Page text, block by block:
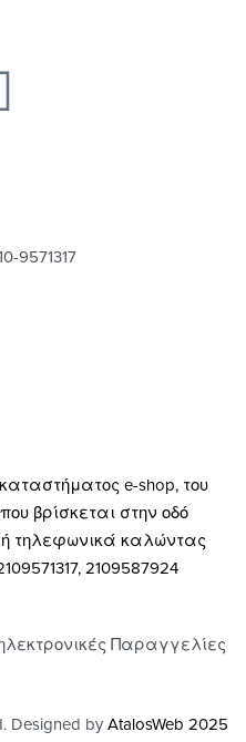
9571317
e-shop, του
βρίσκεται στην οδό
τηλεφωνικά καλώντας
2109587924
Παραγγελίες
Designed by AtalosWeb 2025